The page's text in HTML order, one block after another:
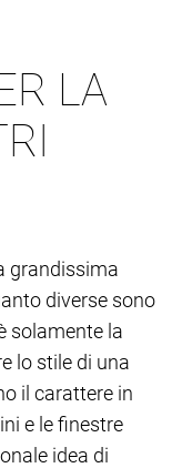
LA
grandissima
diverse sono
solamente la
lo stile di una
il carattere in
e le finestre
idea di